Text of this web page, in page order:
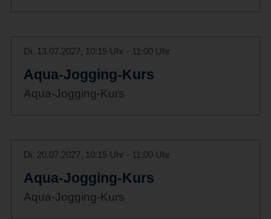
Di. 13.07.2027, 10:15 Uhr - 11:00 Uhr
Aqua-Jogging-Kurs
Aqua-Jogging-Kurs
Di. 20.07.2027, 10:15 Uhr - 11:00 Uhr
Aqua-Jogging-Kurs
Aqua-Jogging-Kurs